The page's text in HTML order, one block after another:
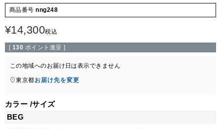
商品番号 nng248
¥14,300税込
[ 130 ポイント進呈 ]
この地域へのお届け日は表示できません
東京都お届け先を変更
カラー サイズ
BEG